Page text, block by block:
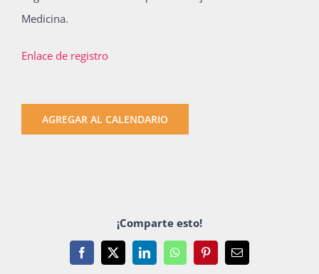
Medicina.
Enlace de registro
AGREGAR AL CALENDARIO
¡Comparte esto!
Facebook
X LinkedInWhatsAppPinterestEmail